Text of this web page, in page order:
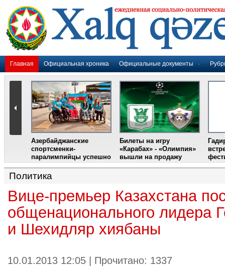
Главная Официальная хроника Официальные документы
Азербайджанские
спортсменки-
паралимпийцы успешно
выступили на III
Международном
фестивале парашютного
Билеты на игру
«Карабах» - «Олимпия»
вышли на продажу
Политика
Вице-премьер Казахстана
общенационального лидера
и Шехидляр хиябаны
10.01.2013 12:05 | Прочитано: 1337